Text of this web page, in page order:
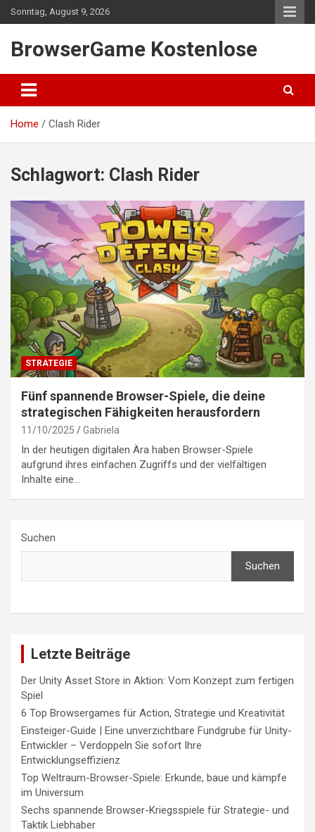
Skip
to
Sonntag, August 9, 2026
BrowserGame Kostenlose
Home Clash Rider
Schlagwort: Clash Rider
STRATEGIE
Fünf spannende Browser-Spiele, die deine
strategischen Fähigkeiten herausfordern
11/10/2025 Gabriela
In der heutigen digitalen Ära haben Browser-Spiele
aufgrund ihres einfachen Zugriffs und der vielfältigen
Inhalte eine…
Suchen
Suchen
Letzte Beiträge
Der Unity Asset Store in Aktion: Vom Konzept zum fertigen
Spiel
6 Top Browsergames für Action, Strategie und Kreativität
Einsteiger-Guide | Eine unverzichtbare Fundgrube für Unity-
Entwickler – Verdoppeln Sie sofort Ihre
Entwicklungseffizienz
Top Weltraum-Browser-Spiele: Erkunde, baue und kämpfe
im Universum
Sechs spannende Browser-Kriegsspiele für Strategie- und
Taktik Liebhaber